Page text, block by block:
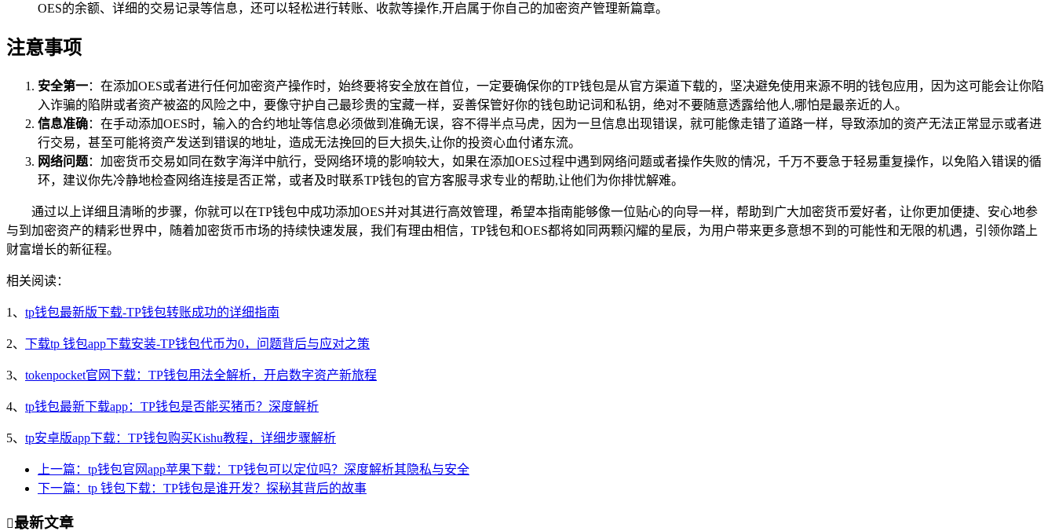
OES的余额、详细的交易记录等信息，还可以轻松进行转账、收款等操作,开启属于你自己的加密资产管理新篇章。
注意事项
安全第一：在添加OES或者进行任何加密资产操作时，始终要将安全放在首位，一定要确保你的TP钱包是从官方渠道下载的，坚决避免使用来源不明的钱包应用，因为这可能会让你陷
入诈骗的陷阱或者资产被盗的风险之中，要像守护自己最珍贵的宝藏一样，妥善保管好你的钱包助记词和私钥，绝对不要随意透露给他人,哪怕是最亲近的人。
信息准确：在手动添加OES时，输入的合约地址等信息必须做到准确无误，容不得半点马虎，因为一旦信息出现错误，就可能像走错了道路一样，导致添加的资产无法正常显示或者进
行交易，甚至可能将资产发送到错误的地址，造成无法挽回的巨大损失,让你的投资心血付诸东流。
网络问题：加密货币交易如同在数字海洋中航行，受网络环境的影响较大，如果在添加OES过程中遇到网络问题或者操作失败的情况，千万不要急于轻易重复操作，以免陷入错误的循
环，建议你先冷静地检查网络连接是否正常，或者及时联系TP钱包的官方客服寻求专业的帮助,让他们为你排忧解难。
通过以上详细且清晰的步骤，你就可以在TP钱包中成功添加OES并对其进行高效管理，希望本指南能够像一位贴心的向导一样，帮助到广大加密货币爱好者，让你更加便捷、安心地参
与到加密资产的精彩世界中，随着加密货币市场的持续快速发展，我们有理由相信，TP钱包和OES都将如同两颗闪耀的星辰，为用户带来更多意想不到的可能性和无限的机遇，引领你踏上
财富增长的新征程。
相关阅读：
1、 tp钱包最新版下载-TP钱包转账成功的详细指南
2、 下载tp 钱包app下载安装-TP钱包代币为0，问题背后与应对之策
3、 tokenpocket官网下载：TP钱包用法全解析，开启数字资产新旅程
4、 tp钱包最新下载app：TP钱包是否能买猪币？深度解析
5、 tp安卓版app下载：TP钱包购买Kishu教程，详细步骤解析
上一篇：tp钱包官网app苹果下载：TP钱包可以定位吗？深度解析其隐私与安全
下一篇：tp 钱包下载：TP钱包是谁开发？探秘其背后的故事
最新文章